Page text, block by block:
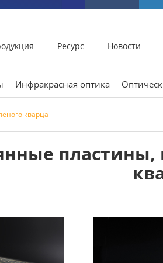
Ресурс Новости
Инфракрасная оптика
кварца
пластины,